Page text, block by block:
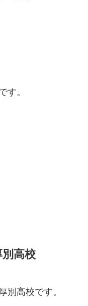
す。
高校
別高校です。